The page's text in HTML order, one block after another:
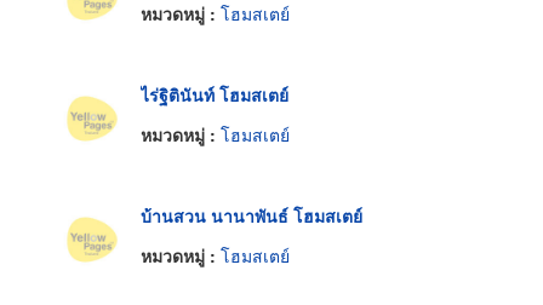
หมวดหมู่ : โฮมสเตย์
ไร่ฐิตินันท์ โฮมสเตย์
หมวดหมู่ : โฮมสเตย์
บ้านสวน นานาพันธ์ โฮมสเตย์
หมวดหมู่ : โฮมสเตย์